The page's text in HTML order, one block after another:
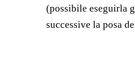
(possibile eseguirla
successive la posa